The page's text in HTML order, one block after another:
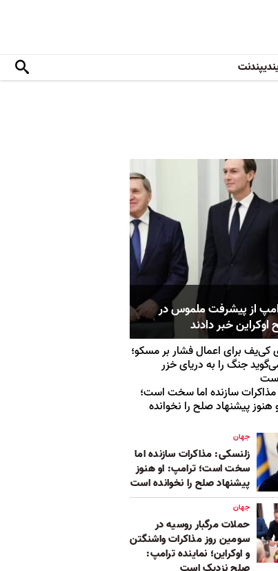
از پیشرفت ملموس در
خبر دادند
برای اعمال فشار بر مسکو؛
جنگ را به دریای خزر
سازنده اما سخت است؛
هنوز پیشنهاد صلح را نخوانده
جهان
زلنسکی: مذاکرات سازنده اما
سخت است؛ ترامپ: او هنوز
پیشنهاد صلح را نخوانده است
جهان
حملات مرگبار روسیه در
سومین روز مذاکرات واشنگتن
و اوکراین؛ نماینده ترامپ: